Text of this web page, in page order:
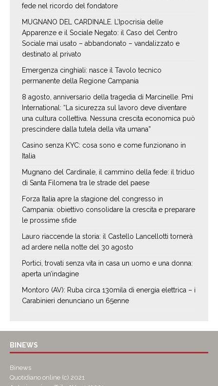
fede nel ricordo del fondatore
MUGNANO DEL CARDINALE. L’Ipocrisia delle
Apparenze e il Sociale Negato: il Caso del Centro
Sociale mai usato – abbandonato – vandalizzato e
destinato al privato
Emergenza cinghiali: nasce il Tavolo tecnico
permanente della Regione Campania
8 agosto, anniversario della tragedia di Marcinelle. Pmi
International: “La sicurezza sul lavoro deve diventare
una cultura collettiva. Nessuna crescita economica può
prescindere dalla tutela della vita umana”
Casino senza KYC: cosa sono e come funzionano in
Italia
Mugnano del Cardinale, il cammino della fede: il triduo
di Santa Filomena tra le strade del paese
Forza Italia apre la stagione del congresso in
Campania: obiettivo consolidare la crescita e preparare
le prossime sfide
Lauro riaccende la storia: il Castello Lancellotti tornerà
ad ardere nella notte del 30 agosto
Portici, trovati senza vita in casa un uomo e una donna:
aperta un’indagine
Montoro (AV): Ruba circa 130mila di energia elettrica – i
Carabinieri denunciano un 65enne
BINEWS
Binews
Quotidiano online (c) 2021